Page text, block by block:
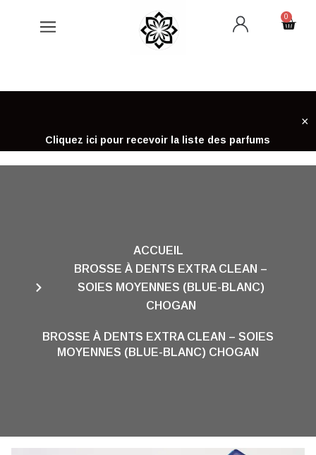
0
Cart
Cliquez ici pour recevoir la liste des parfums
×
ACCUEIL
BROSSE À DENTS EXTRA CLEAN –
SOIES MOYENNES (BLUE-BLANC)
CHOGAN
BROSSE À DENTS EXTRA CLEAN – SOIES
MOYENNES (BLUE-BLANC) CHOGAN